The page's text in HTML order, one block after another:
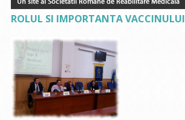
ROLUL SI IMPORTANTA VACCINULUI